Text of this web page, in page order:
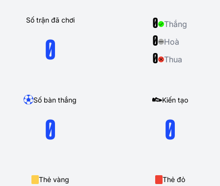
Số trận đã chơi
0
Số bàn thắng
0
Kiến tạo
0
Thẻ vàng Thẻ đỏ
0 Thắng
0 Hoà
0 Thua